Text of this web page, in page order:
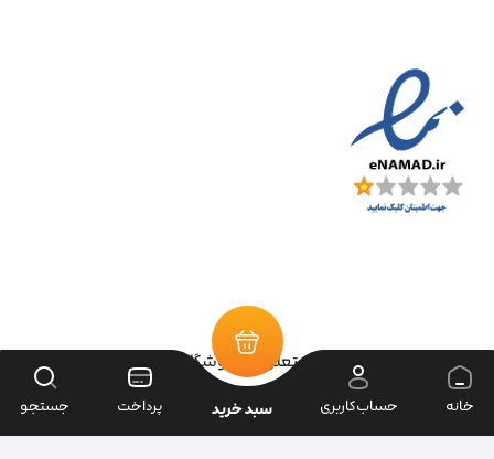
تمامی حقوق سایت متعلق به فروشگاه سرای ابزار می‌باشد.
| طراحی سایت ویراک |
خانه حساب‌کاربری سبد خرید پرداخت جستجو